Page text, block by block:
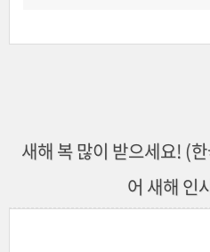
새해 복 많이 받으세요! (
어 새해 인